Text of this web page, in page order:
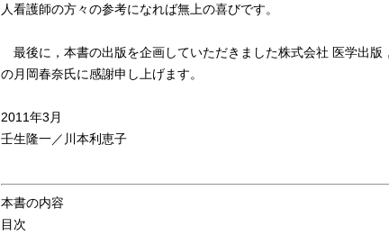
人看護師の方々の参考になれば無上の喜びです。
最後に，本書の出版を企画していただきました株式会社 医学出版
の月岡春奈氏に感謝申し上げます。
2011年3月
壬生隆一／川本利恵子
本書の内容
目次